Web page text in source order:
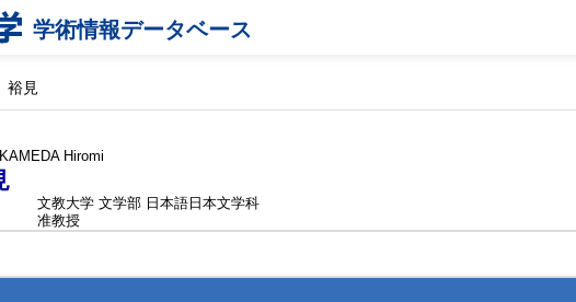
学術情報データベース
見
KAMEDA Hiromi
文教大学 文学部 日本語日本文学科
准教授